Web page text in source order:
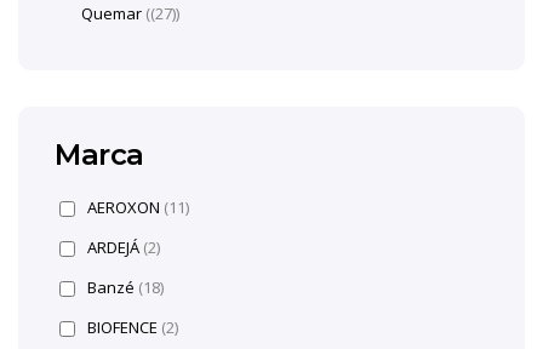
Quemar (27)
Marca
AEROXON (11)
ARDEJÁ (2)
Banzé (18)
BIOFENCE (2)